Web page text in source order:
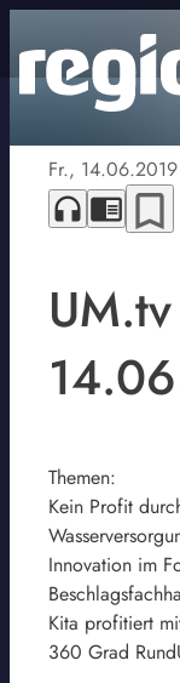
Fr., 14.06.2019
headphones chrome_reader_mode bookmark_border
Themen:
Kein Profit
Innovation im
Kita profitiert
360 Grad